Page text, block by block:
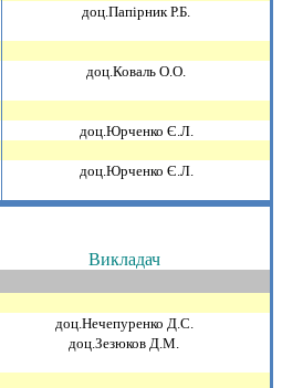
доц.Папiрник Р.Б.
доц.Коваль О.О.
доц.Юрченко Є.Л.
доц.Юрченко Є.Л.
Викладач
доц.Нечепуренко Д.С.
доц.Зезюков Д.М.